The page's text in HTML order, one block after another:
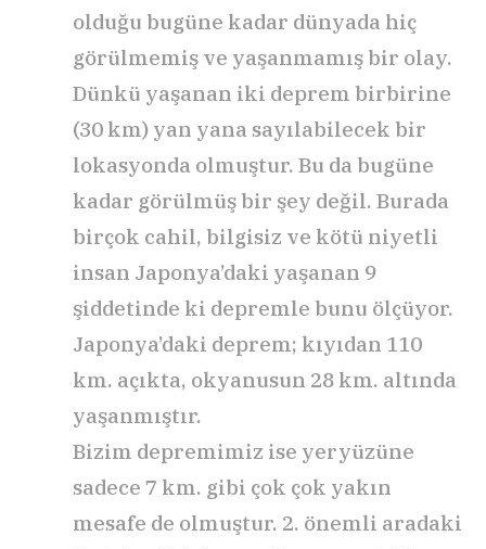
olduğu bugüne kadar dünyada hiç
görülmemiş ve yaşanmamış bir olay.
Dünkü yaşanan iki deprem birbirine
(30 km) yan yana sayılabilecek bir
lokasyonda olmuştur. Bu da bugüne
kadar görülmüş bir şey değil. Burada
birçok cahil, bilgisiz ve kötü niyetli
insan Japonya’daki yaşanan 9
şiddetinde ki depremle bunu ölçüyor.
Japonya’daki deprem; kıyıdan 110
km. açıkta, okyanusun 28 km. altında
yaşanmıştır.
Bizim depremimiz ise yeryüzüne
sadece 7 km. gibi çok çok yakın
mesafe de olmuştur. 2. önemli aradaki